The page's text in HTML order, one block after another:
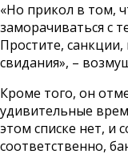
«Но прикол в том,
заморачиваться с
Простите, санкции,
свидания», –
Кроме того, он
удивительные
этом списке нет, и
соответственно,